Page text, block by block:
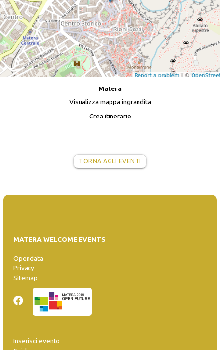
Matera
Visualizza mappa ingrandita
Crea itinerario
TORNA AGLI EVENTI
MATERA WELCOME EVENTS
Opendata
Privacy
Sitemap
Inserisci evento